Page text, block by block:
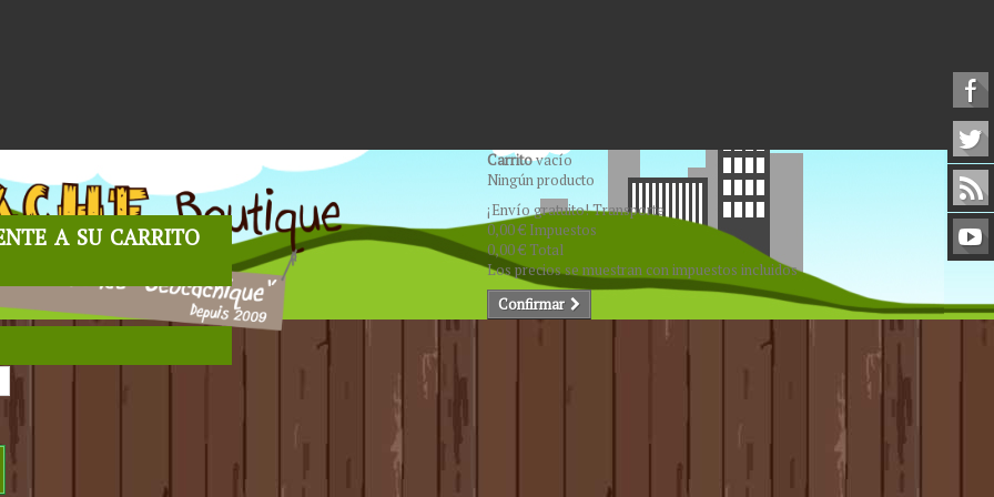
Carritovacío
Ningún producto
¡Envío gratuito!Transporte
0,00 € Impuestos
0,00 €Total
Los precios se muestran con impuestos incluidos
Confirmar
a su carrito